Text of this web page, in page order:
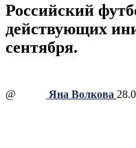
Российский
действующих
сентября.
@ Яна Волкова